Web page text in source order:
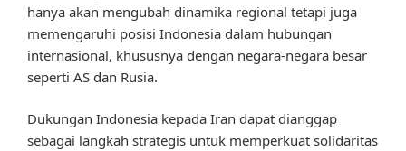
hanya akan mengubah dinamika regional tetapi juga
memengaruhi posisi Indonesia dalam hubungan
internasional, khususnya dengan negara-negara besar
seperti AS dan Rusia.
Dukungan Indonesia kepada Iran dapat dianggap
sebagai langkah strategis untuk memperkuat solidaritas